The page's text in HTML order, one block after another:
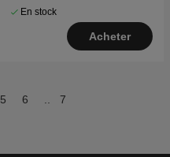
En stock
Acheter
5 6 .. 7